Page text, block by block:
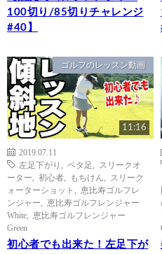
100切り/85切りチャレンジ
#40】
ゴルフのレッスン動画
11:16
2019.07.11
左足下がり
ベタ足
スリークオ
ーター
初心者 もちけん
スリーク
ォーターショット
恵比寿ゴルフレ
ンジャー
恵比寿ゴルフレンジャー
White
恵比寿ゴルフレンジャー
Green
初心者でも出来た！左足下が